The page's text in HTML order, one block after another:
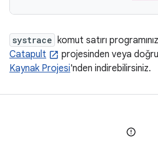
systrace
komut satırı
Catapult
projesinden veya
Kaynak Projesi'nden indirebilirsiniz.